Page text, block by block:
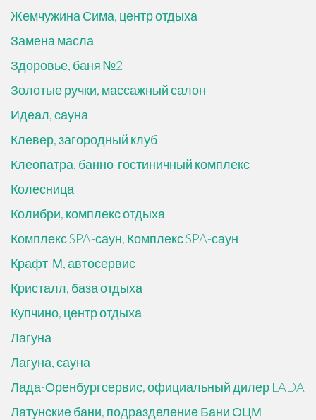
Жемчужина Сима, центр отдыха
Замена масла
Здоровье, баня №2
Золотые ручки, массажный салон
Идеал, сауна
Клевер, загородный клуб
Клеопатра, банно-гостиничный комплекс
Колесница
Колибри, комплекс отдыха
Комплекс SPA-саун, Комплекс SPA-саун
Крафт-М, автосервис
Кристалл, база отдыха
Купчино, центр отдыха
Лагуна
Лагуна, сауна
Лада-Оренбургсервис, официальный дилер LADA
Латунские бани, подразделение Бани ОЦМ